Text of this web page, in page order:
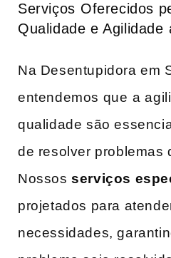
Serviços ⁣Oferecidos
Qualidade e Agilidade⁣
Na ‌Desentupidora em
‍entendemos que⁤ a⁤
qualidade são
de resolver problemas‍
Nossosserviços
projetados para
necessidades,